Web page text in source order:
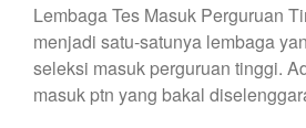
Lembaga Tes Masuk Perguruan
menjadi satu-satunya lembaga
seleksi masuk perguruan tinggi.
masuk ptn yang bakal